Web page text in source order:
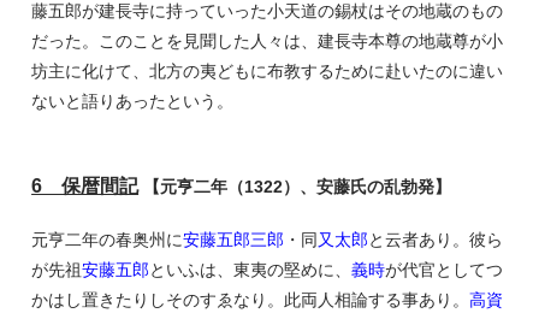
藤五郎が建長寺に持っていった小天道の錫杖はその地蔵のもの
だった。このことを見聞した人々は、建長寺本尊の地蔵尊が小
坊主に化けて、北方の夷どもに布教するために赴いたのに違い
ないと語りあったという。
6 保暦間記【元亨二年（1322）、安藤氏の乱勃発】
元亨二年の春奥州に安藤五郎三郎 ・同 又太郎と云者あり。彼ら
が先祖安藤五郎といふは、東夷の堅めに、義時が代官としてつ
かはし置きたりしそのすゑなり。此両人相論する事あり。高資